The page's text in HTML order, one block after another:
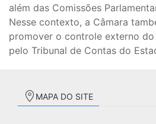
além das Comissões
Nesse contexto, a Câmara
promover o controle externo
pelo Tribunal de Contas do
MAPA DO SITE